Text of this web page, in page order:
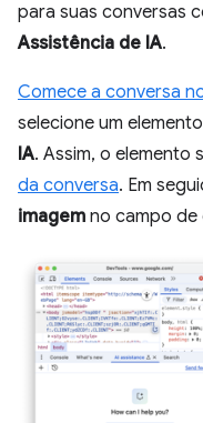
para suas conversas
Assistência de IA.
Comece a conversa
selecione um
IA. Assim, o elemento
da conversa. Em
imagem no campo de